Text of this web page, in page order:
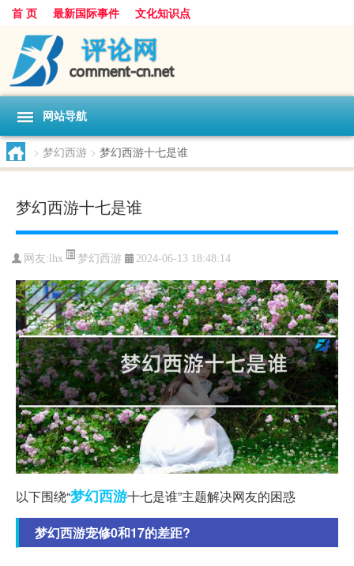
首 页 最新国际事件 文化知识点
网站导航
> 梦幻西游 > 梦幻西游十七是谁
梦幻西游十七是谁
网友: lhx 梦幻西游 2024-06-13 18:48:14
以下围绕“梦幻西游十七是谁”主题解决网友的困惑
梦幻西游宠修0和17的差距?